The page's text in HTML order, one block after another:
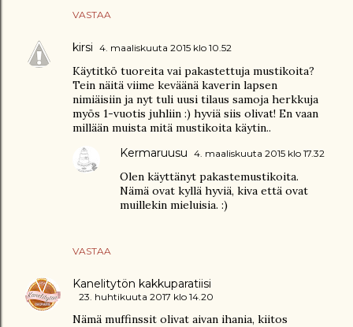
VASTAA
kirsi 4. maaliskuuta 2015 klo 10.52
Käytitkö tuoreita vai pakastettuja mustikoita?
Tein näitä viime keväänä kaverin lapsen
nimiäisiin ja nyt tuli uusi tilaus samoja herkkuja
myös 1-vuotis juhliin :) hyviä siis olivat! En vaan
millään muista mitä mustikoita käytin..
VASTAA
Kermaruusu 4. maaliskuuta 2015 klo 17.32
Olen käyttänyt pakastemustikoita.
Nämä ovat kyllä hyviä, kiva että ovat
muillekin mieluisia. :)
Kanelitytön kakkuparatiisi
23. huhtikuuta 2017 klo 14.20
Nämä muffinssit olivat aivan ihania, kiitos